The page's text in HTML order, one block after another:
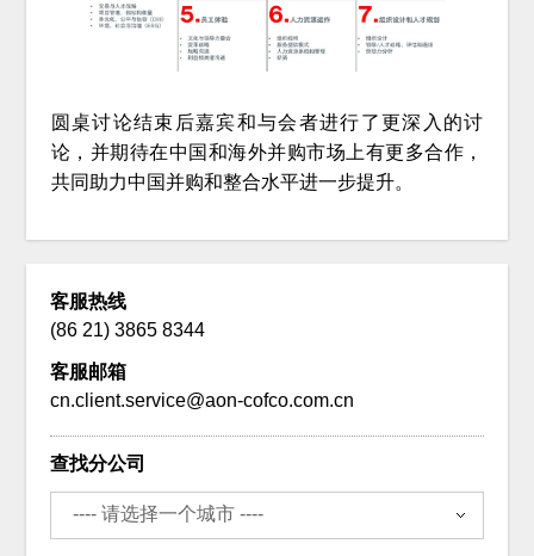
圆桌讨论结束后嘉宾和与会者进行了更深入的讨
论，并期待在中国和海外并购市场上有更多合作，
共同助力中国并购和整合水平进一步提升。
客服热线
(86 21) 3865 8344
客服邮箱
cn.client.service@aon-cofco.com.cn
查找分公司